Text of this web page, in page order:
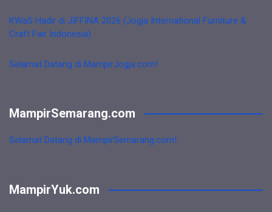
KWaS Hadir di JIFFINA 2026 (Jogja International Furniture &
Craft Fair Indonesia)
Selamat Datang di MampirJogja.com!
MampirSemarang.com
Selamat Datang di MampirSemarang.com!
MampirYuk.com